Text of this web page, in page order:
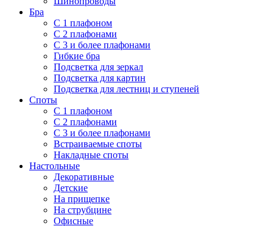
Бра
С 1 плафоном
С 2 плафонами
С 3 и более плафонами
Гибкие бра
Подсветка для зеркал
Подсветка для картин
Подсветка для лестниц и ступеней
Споты
С 1 плафоном
С 2 плафонами
С 3 и более плафонами
Встраиваемые споты
Накладные споты
Настольные
Декоративные
Детские
На прищепке
На струбцине
Офисные